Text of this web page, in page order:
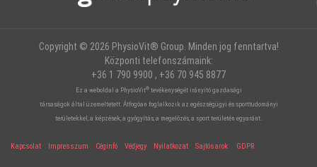
Copyright © 2026 PhysioVit® Group. Minden jog fenntartva!
Központi telefonszámaink:
+36 1 790 9900 , +36 70 945 8877
Ez a weboldal a PhysioVit®tevékenységét irányító gazdasági
társaságok által üzemeltetett. Átfogóan foglalkozik az egészségügyi és sporttudományi
területekkel, a képzések, a gyógyítás, a megelőzés, a sport területén egyaránt.
Kapcsolat Impresszum Céginfó Védjegy Nyilatkozat Sajtósarok GDPR